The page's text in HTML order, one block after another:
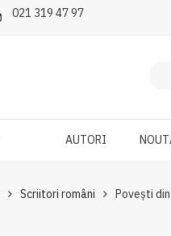
021 319 47 97
AUTORI
Scriitori români Povești